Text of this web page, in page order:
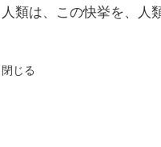
人類は、この快挙を、人
閉じる